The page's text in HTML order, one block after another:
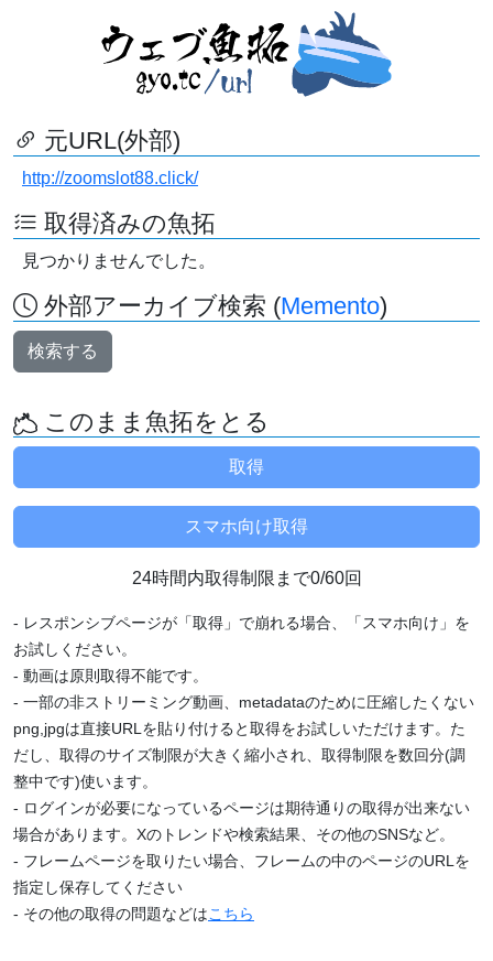
元URL(外部)
http://zoomslot88.click/
取得済みの魚拓
見つかりませんでした。
外部アーカイブ検索 (Memento)
検索する
このまま魚拓をとる
24時間内取得制限まで0/60回
- レスポンシブページが「取得」で崩れる場合、「スマホ向け」を
お試しください。
- 動画は原則取得不能です。
- 一部の非ストリーミング動画、metadataのために圧縮したくない
png,jpgは直接URLを貼り付けると取得をお試しいただけます。た
だし、取得のサイズ制限が大きく縮小され、取得制限を数回分(調
整中です)使います。
- ログインが必要になっているページは期待通りの取得が出来ない
場合があります。Xのトレンドや検索結果、その他のSNSなど。
- フレームページを取りたい場合、フレームの中のページのURLを
指定し保存してください
- その他の取得の問題などはこちら